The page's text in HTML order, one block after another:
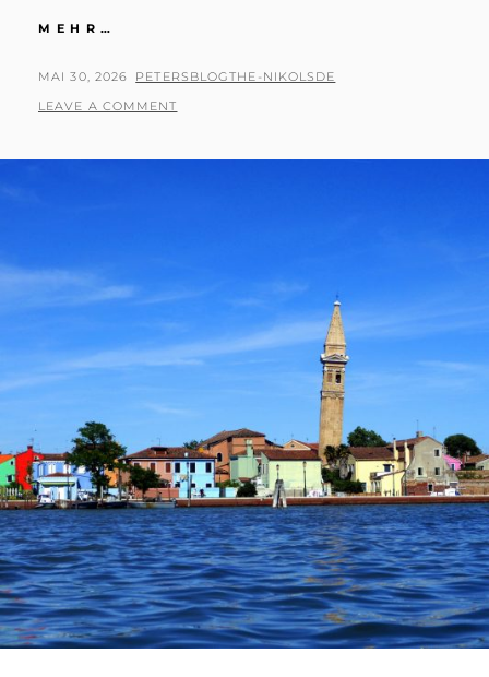
MEHR…
POSTED
ON
MAI 30, 2026 BY
PETERSBLOGTHE-NIKOLSDE
LEAVE A COMMENT